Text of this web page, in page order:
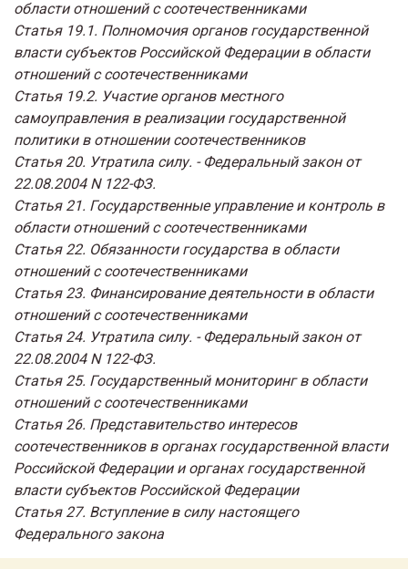
области отношений с соотечественниками
Статья 19.1. Полномочия органов государственной
власти субъектов Российской Федерации в области
отношений с соотечественниками
Статья 19.2. Участие органов местного
самоуправления в реализации государственной
политики в отношении соотечественников
Статья 20. Утратила силу. - Федеральный закон от
22.08.2004 N 122-ФЗ.
Статья 21. Государственные управление и контроль в
области отношений с соотечественниками
Статья 22. Обязанности государства в области
отношений с соотечественниками
Статья 23. Финансирование деятельности в области
отношений с соотечественниками
Статья 24. Утратила силу. - Федеральный закон от
22.08.2004 N 122-ФЗ.
Статья 25. Государственный мониторинг в области
отношений с соотечественниками
Статья 26. Представительство интересов
соотечественников в органах государственной власти
Российской Федерации и органах государственной
власти субъектов Российской Федерации
Статья 27. Вступление в силу настоящего
Федерального закона